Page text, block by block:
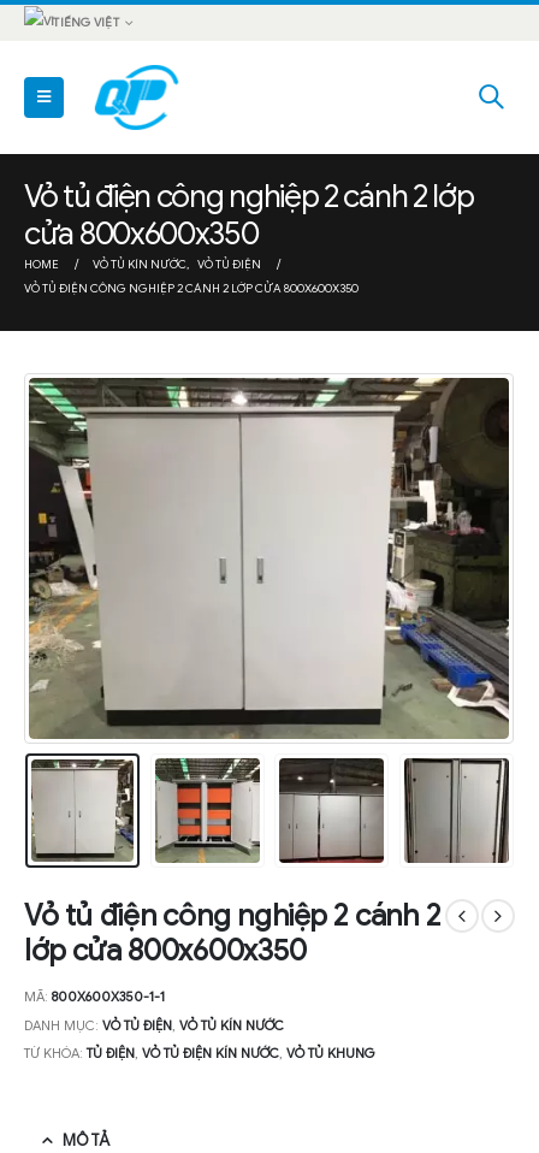
TIẾNG VIỆT
Vỏ tủ điện công nghiệp 2 cánh 2 lớp
cửa 800x600x350
HOME VỎ TỦ KÍN NƯỚC, VỎ TỦ ĐIỆN
VỎ TỦ ĐIỆN CÔNG NGHIỆP 2 CÁNH 2 LỚP CỬA 800X600X350
Vỏ tủ điện công nghiệp 2 cánh 2
lớp cửa 800x600x350
MÃ: 800X600X350-1-1
DANH MỤC: VỎ TỦ ĐIỆN VỎ TỦ KÍN NƯỚC
TỪ KHÓA:TỦ ĐIỆN, VỎ TỦ ĐIỆN KÍN NƯỚC, VỎ TỦ KHUNG
MÔ TẢ